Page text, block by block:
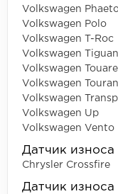
Volkswagen
Volkswagen Polo
Volkswagen T-Roc
Volkswagen Tiguan
Volkswagen
Volkswagen Touran
Volkswagen
Volkswagen Up
Volkswagen Vento
Датчик
Chrysler Crossfire
Датчик